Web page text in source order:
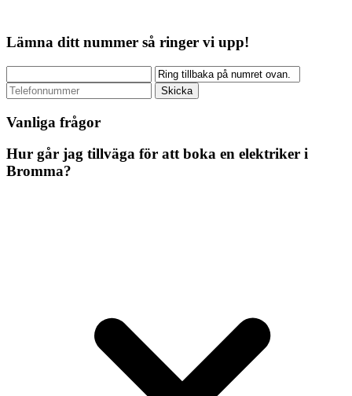
Lämna ditt nummer så ringer vi upp!
Vanliga frågor
Hur går jag tillväga för att boka en elektriker i
Bromma?